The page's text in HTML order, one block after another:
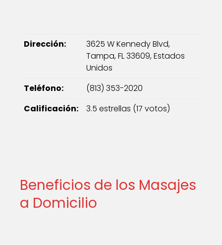
Dirección:
3625 W Kennedy Blvd,
Tampa, FL 33609, Estados
Unidos
Teléfono:
(813) 353-2020
Calificación:
3.5 estrellas (17 votos)
Beneficios de los Masajes
a Domicilio